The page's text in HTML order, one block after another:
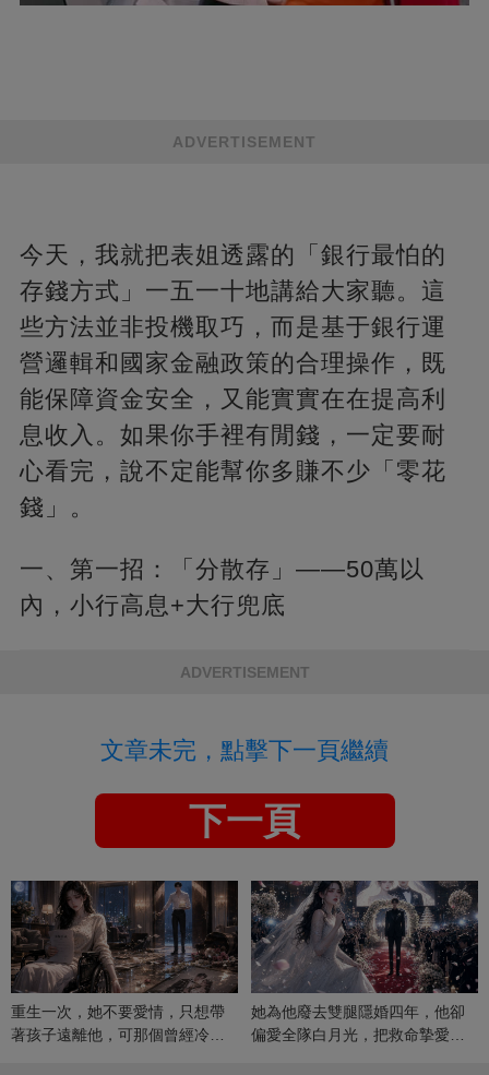
ADVERTISEMENT
今天，我就把表姐透露的「銀行最怕的
存錢方式」一五一十地講給大家聽。這
些方法並非投機取巧，而是基于銀行運
營邏輯和國家金融政策的合理操作，既
能保障資金安全，又能實實在在提高利
息收入。如果你手裡有閒錢，一定要耐
心看完，說不定能幫你多賺不少「零花
錢」。
一、第一招：「分散存」——50萬以
內，小行高息+大行兜底
ADVERTISEMENT
文章未完，點擊下一頁繼續
下一頁
重生一次，她不要愛情，只想帶
著孩子遠離他，可那個曾經冷漠
她為他廢去雙腿隱婚四年，他卻
偏愛全隊白月光，把救命摯愛當